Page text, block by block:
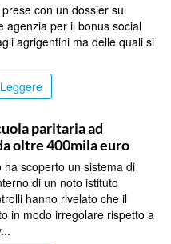
con un dossier sul
agenzia per il bonus social
agrigentini ma delle quali si
paritaria ad
oltre 400mila euro
scoperto un sistema di
di un noto istituto
hanno rivelato che il
in modo irregolare rispetto a